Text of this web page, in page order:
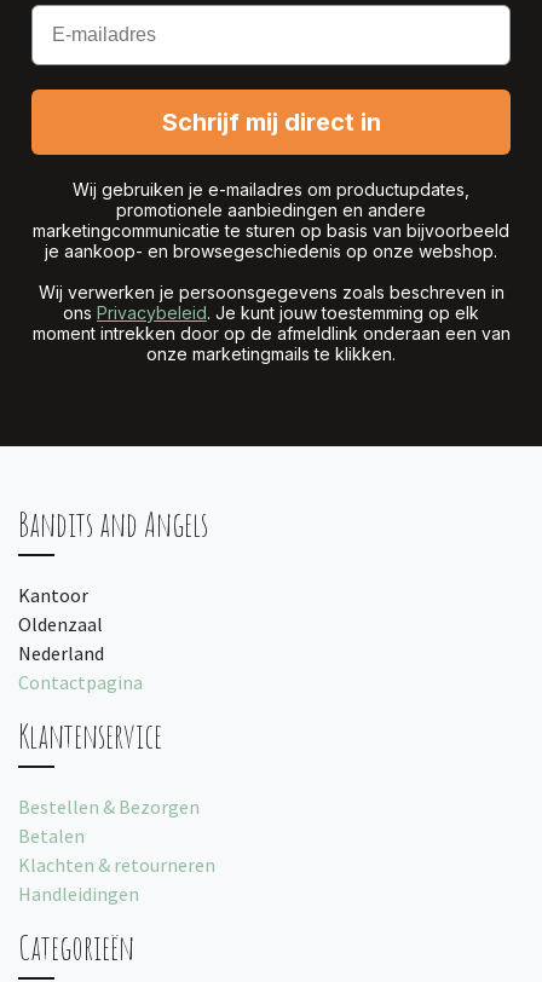
Email
Schrijf mij direct in
Wij gebruiken je e-mailadres om productupdates,
promotionele aanbiedingen en andere
marketingcommunicatie te sturen op basis van bijvoorbeeld
je aankoop- en browsegeschiedenis op onze webshop.
Wij verwerken je persoonsgegevens zoals beschreven in
ons Privacybeleid. Je kunt jouw toestemming op elk
moment intrekken door op de afmeldlink onderaan een van
onze marketingmails te klikken.
Bandits and Angels
Kantoor
Oldenzaal
Nederland
Contactpagina
Klantenservice
Bestellen & Bezorgen
Betalen
Klachten & retourneren
Handleidingen
Categorieën